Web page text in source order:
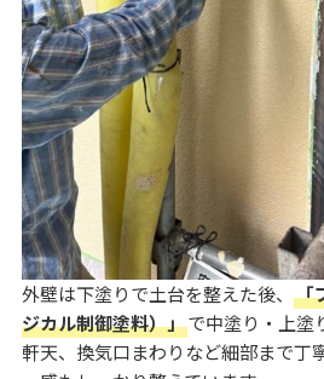
外壁は下塗りで土台を整えた後、 「
ジカル制御塗料）」で中塗り・上塗
軒天、換気口まわりなど細部まで丁